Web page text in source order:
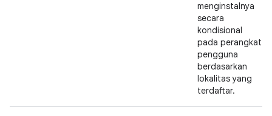
menginstalnya
secara
kondisional
pada perangkat
pengguna
berdasarkan
lokalitas yang
terdaftar.